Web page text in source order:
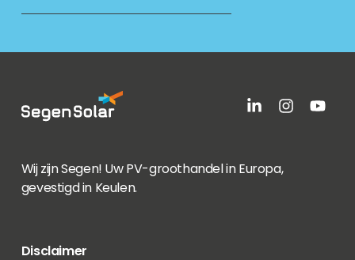
Wij zijn Segen! Uw PV-groothandel in Europa,
gevestigd in Keulen.
Disclaimer